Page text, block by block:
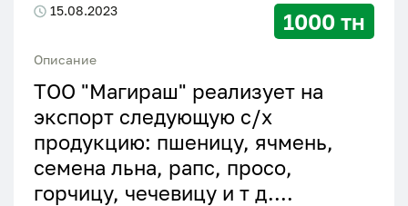
15.08.2023 1000 тн
Описание
ТОО "Магираш" реализует на
экспорт следующую с/х
продукцию: пшеницу, ячмень,
семена льна, рапс, просо,
горчицу, чечевицу и т д....